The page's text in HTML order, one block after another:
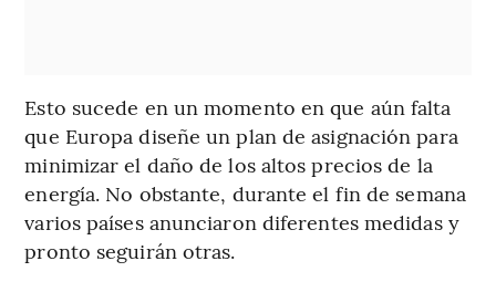
Esto sucede en un momento en que aún falta
que Europa diseñe un plan de asignación para
minimizar el daño de los altos precios de la
energía. No obstante, durante el fin de semana
varios países anunciaron diferentes medidas y
pronto seguirán otras.